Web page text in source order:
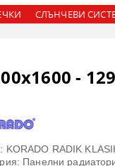
СЛЪНЧЕВИ
-
KORADO RADIK
Панелни